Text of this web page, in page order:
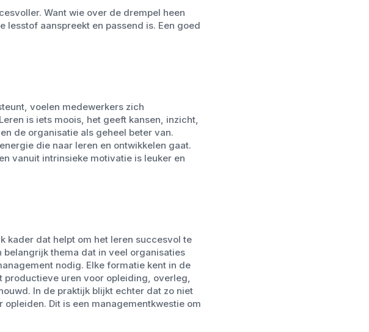
Want wie over de drempel heen
aanspreekt en passend is. Een goed
voelen medewerkers zich
is iets moois, het geeft kansen, inzicht,
de organisatie als geheel beter van.
die naar leren en ontwikkelen gaat.
vanuit intrinsieke motivatie is leuker en
kader dat helpt om het leren succesvol te
belangrijk thema dat in veel organisaties
nodig. Elke formatie kent in de
productieve uren voor opleiding, overleg,
In de praktijk blijkt echter dat zo niet
Dit is een managementkwestie om